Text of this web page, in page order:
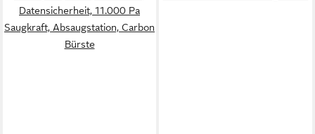
Datensicherheit, 11.000 Pa
Saugkraft, Absaugstation, Carbon
Bürste